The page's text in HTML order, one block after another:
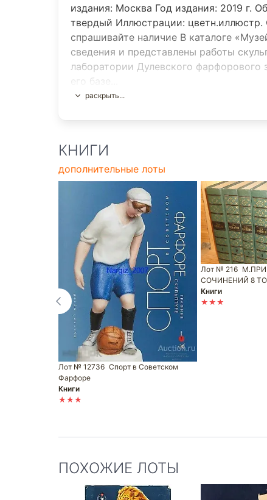
издания: Москва Год издания: 2019 г.
твердый Иллюстрации: цветн.иллюстр.
спрашивайте наличие В каталоге
сведения и представлены работы
лаборатории Дулевского
его базе...
раскрыть...
КНИГИ
дополнительные лоты
Лот № 12736 Спорт в Советском
Фарфоре
Книги
★★★
Лот № 216
СОЧИНЕНИЙ 8
Книги
★★★
ПОХОЖИЕ ЛОТЫ